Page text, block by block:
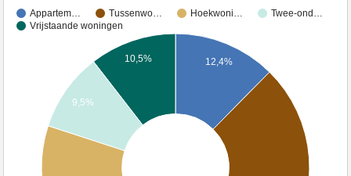
Appartem… Tussenwo… Hoekwoni…
Twee-ond…
Vrijstaande woningen
12,4%
10,5%
9,5%